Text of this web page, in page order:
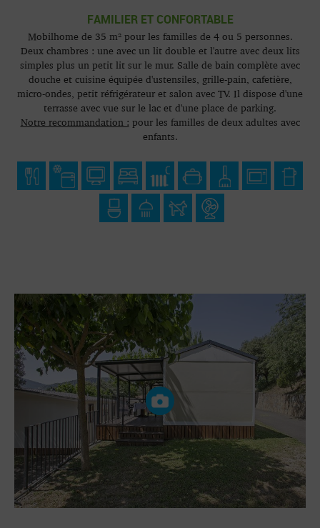
FAMILIER ET CONFORTABLE
Mobilhome de 35 m² pour les familles de 4 ou 5 personnes.
Deux chambres : une avec un lit double et l'autre avec deux lits
simples plus un petit lit sur le mur. Salle de bain complète avec
douche et cuisine équipée d'ustensiles, grille-pain, cafetière,
micro-ondes, petit réfrigérateur et salon avec TV. Il dispose d'une
terrasse avec vue sur le lac et d'une place de parking.
Notre recommandation : pour les familles de deux adultes avec
enfants.